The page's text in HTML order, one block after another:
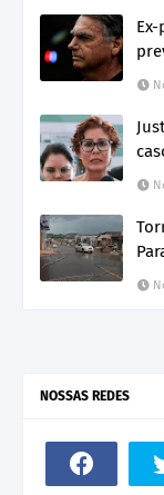
NOSSAS REDES